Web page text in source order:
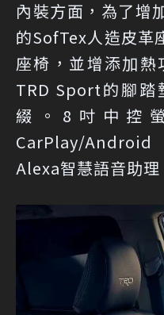
內裝方面，為了增
的SofTex人造皮革
座椅，並增添加熱
TRD Sport的腳
綴。8吋中控
CarPlay/
Alexa智慧語音助理